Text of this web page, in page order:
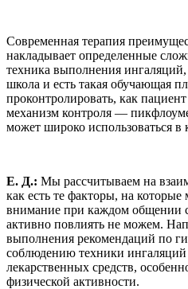
Современная терапия
накладывает определенные
техника выполнения
школа и есть такая обучающая
проконтролировать, как
механизм контроля —
может широко использоваться в
Е. Д.: Мы рассчитываем на
как есть те факторы, на
внимание при каждом общении
активно повлиять не можем.
выполнения рекомендаций по
соблюдению техники
лекарственных средств,
физической активности.